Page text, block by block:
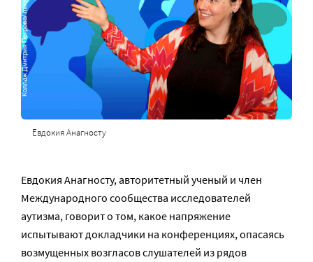
Евдокия Анагносту
Евдокия Анагносту, авторитетный ученый и член
Международного сообщества исследователей
аутизма, говорит о том, какое напряжение
испытывают докладчики на конференциях, опасаясь
возмущенных возгласов слушателей из рядов